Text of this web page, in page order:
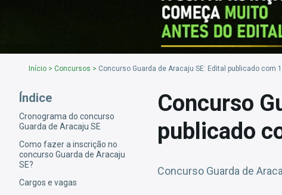
Início > Concursos > Concurso Guarda de Aracaju SE: Edital publicado com
Índice
Cronograma do concurso
Guarda de Aracaju SE
Como fazer a inscrição no
concurso Guarda de Aracaju
SE?
Cargos e vagas
Concurso
publicado
Concurso Guarda de